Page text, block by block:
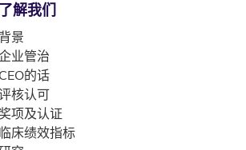
解我们
景
业管治
的话
核认可
项及认证
床绩效指标